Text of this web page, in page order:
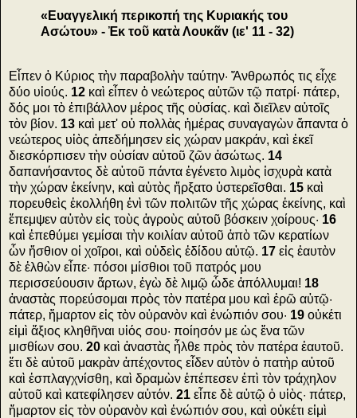
«Ευαγγελική περικοπή της Κυριακής του
Ασώτου» - Ἐκ τοῦ κατὰ Λουκᾶν (ιε' 11 - 32)
Εἶπεν ὁ Κύριος τὴν παραβολὴν ταύτην· Ἄνθρωπός τις εἶχε
δύο υἱούς. 12 καὶ εἶπεν ὁ νεώτερος αὐτῶν τῷ πατρί· πάτερ,
δός μοι τὸ ἐπιβάλλον μέρος τῆς οὐσίας. καὶ διεῖλεν αὐτοῖς
τὸν βίον. 13 καὶ μετ' οὐ πολλὰς ἡμέρας συναγαγὼν ἅπαντα ὁ
νεώτερος υἱὸς ἀπεδήμησεν εἰς χώραν μακράν, καὶ ἐκεῖ
διεσκόρπισεν τὴν οὐσίαν αὐτοῦ ζῶν ἀσώτως. 14
δαπανήσαντος δὲ αὐτοῦ πάντα ἐγένετο λιμὸς ἰσχυρὰ κατὰ
τὴν χώραν ἐκείνην, καὶ αὐτὸς ἤρξατο ὑστερεῖσθαι. 15 καὶ
πορευθεὶς ἐκολλήθη ἑνὶ τῶν πολιτῶν τῆς χώρας ἐκείνης, καὶ
ἔπεμψεν αὐτὸν εἰς τοὺς ἀγροὺς αὐτοῦ βόσκειν χοίρους· 16
καὶ ἐπεθύμει γεμίσαι τὴν κοιλίαν αὐτοῦ ἀπὸ τῶν κερατίων
ὧν ἤσθιον οἱ χοῖροι, καὶ οὐδεὶς ἐδίδου αὐτῷ. 17 εἰς ἑαυτὸν
δὲ ἐλθὼν εἶπε· πόσοι μίσθιοι τοῦ πατρός μου
περισσεύουσιν ἄρτων, ἐγὼ δὲ λιμῷ ὧδε ἀπόλλυμαι! 18
ἀναστὰς πορεύσομαι πρὸς τὸν πατέρα μου καὶ ἐρῶ αὐτῷ·
πάτερ, ἥμαρτον εἰς τὸν οὐρανὸν καὶ ἐνώπιόν σου· 19 οὐκέτι
εἰμὶ ἄξιος κληθῆναι υἱός σου· ποίησόν με ὡς ἕνα τῶν
μισθίων σου. 20 καὶ ἀναστὰς ἦλθε πρὸς τὸν πατέρα ἑαυτοῦ.
ἔτι δὲ αὐτοῦ μακρὰν ἀπέχοντος εἶδεν αὐτὸν ὁ πατὴρ αὐτοῦ
καὶ ἐσπλαγχνίσθη, καὶ δραμὼν ἐπέπεσεν ἐπὶ τὸν τράχηλον
αὐτοῦ καὶ κατεφίλησεν αὐτόν. 21 εἶπε δὲ αὐτῷ ὁ υἱὸς· πάτερ,
ἥμαρτον εἰς τὸν οὐρανὸν καὶ ἐνώπιόν σου, καὶ οὐκέτι εἰμὶ